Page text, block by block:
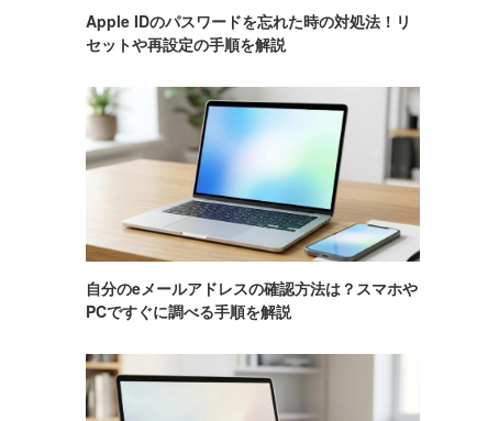
Apple IDのパスワードを忘れた時の対処法！リ
セットや再設定の手順を解説
自分のeメールアドレスの確認方法は？スマホや
PCですぐに調べる手順を解説